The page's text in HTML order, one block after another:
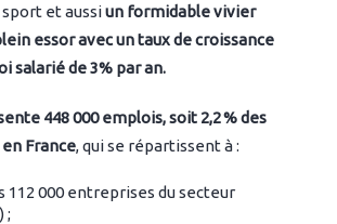
et aussiun formidable vivier
essor avec un taux de croissance
salarié de 3% par an.
448 000 emplois, soit 2,2 % des
France, qui se répartissent à :
112 000 entreprises du secteur
;